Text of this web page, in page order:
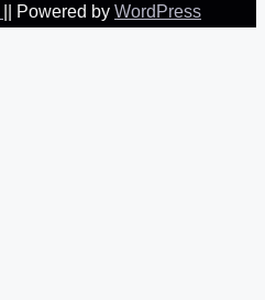
Powered by WordPress